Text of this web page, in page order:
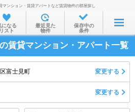
お部屋を探す
沿線・駅から
住所から
家賃相場から
物件特集から
ンション・賃貸アパートなど賃貸物件の部屋探し
になる
リスト
最近見た
物件
保存中の
条件
賃貸マンション・アパート一覧
富士見町 変更する
変更する